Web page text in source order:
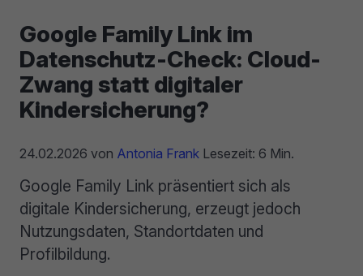
Google Family Link im
Datenschutz-Check: Cloud-
Zwang statt digitaler
Kindersicherung?
24.02.2026 von Antonia Frank Lesezeit: 6 Min.
Google Family Link präsentiert sich als
digitale Kindersicherung, erzeugt jedoch
Nutzungsdaten, Standortdaten und
Profilbildung.